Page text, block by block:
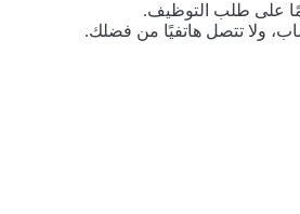
على طلب التوظيف.
ولا تتصل هاتفيًا من فضلك.